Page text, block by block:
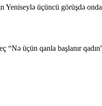
Yeniseylə üçüncü görüşdə
“Nə üçün qanla başlanır